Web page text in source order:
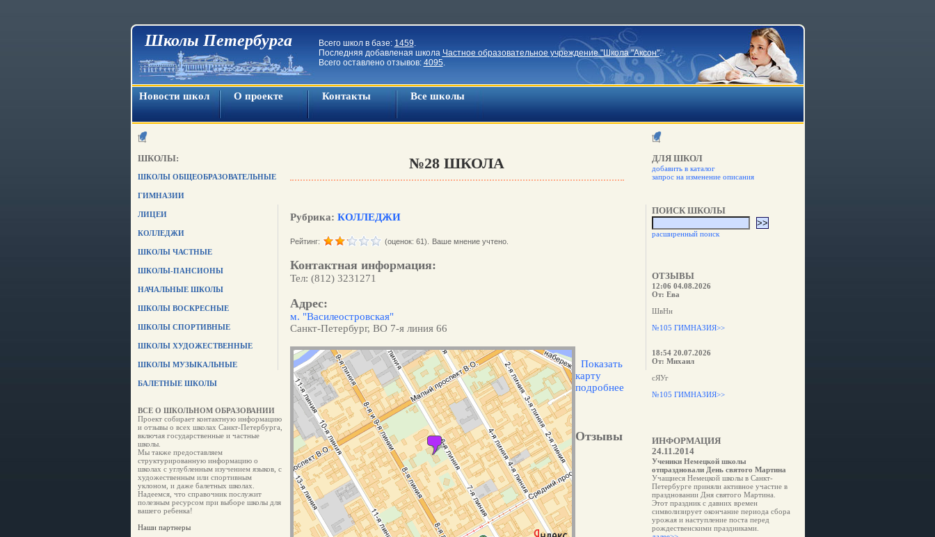
Школы Петербурга Всего школ в базе: 1459.
Последняя добавленая школа Частное образовательное учреждение "Школа "Аксон".
Всего оставлено отзывов: 4095.
Новости школ О проекте Контакты Все школы
ШКОЛЫ:
ШКОЛЫ ОБЩЕОБРАЗОВАТЕЛЬНЫЕ
ГИМНАЗИИ
ЛИЦЕИ
КОЛЛЕДЖИ
ШКОЛЫ ЧАСТНЫЕ
ШКОЛЫ-ПАНСИОНЫ
НАЧАЛЬНЫЕ ШКОЛЫ
ШКОЛЫ ВОСКРЕСНЫЕ
ШКОЛЫ СПОРТИВНЫЕ
ШКОЛЫ ХУДОЖЕСТВЕННЫЕ
ШКОЛЫ МУЗЫКАЛЬНЫЕ
БАЛЕТНЫЕ ШКОЛЫ
ВСЕ О ШКОЛЬНОМ ОБРАЗОВАНИИ
Проект собирает контактную информацию
и отзывы о всех школах Санкт-Петербурга,
включая государственные и частные
школы.
Мы также предоставляем
структурированную информацию о
школах с углубленным изучением языков, с
художественным или спортивным
уклоном, и даже балетных школах.
Надеемся, что справочник послужит
полезным ресурсом при выборе школы для
вашего ребенка!
Наши партнеры
№28 ШКОЛА
Рубрика: КОЛЛЕДЖИ
Рейтинг: (оценок: 61). Ваше мнение учтено.
Контактная информация:
Тел: (812) 3231271
Адрес:
м. "Василеостровская"
Санкт-Петербург, ВО 7-я линия 66
Показать
карту
подробнее
Отзывы
ДЛЯ ШКОЛ
добавить в каталог
запрос на изменение описания
ПОИСК ШКОЛЫ
расширенный поиск
ОТЗЫВЫ
12:06 04.08.2026
От: Ева
ШвНн
№105 ГИМНАЗИЯ>>
18:54 20.07.2026
От: Михаил
сЯУг
№105 ГИМНАЗИЯ>>
ИНФОРМАЦИЯ
24.11.2014
Ученики Немецкой школы
отпраздновали День святого Мартина
Учащиеся Немецкой школы в Санкт-
Петербурге приняли активное участие в
праздновании Дня святого Мартина.
Этот праздник с давних времен
символизирует окончание периода сбора
урожая и наступление поста перед
рождественскими праздниками.